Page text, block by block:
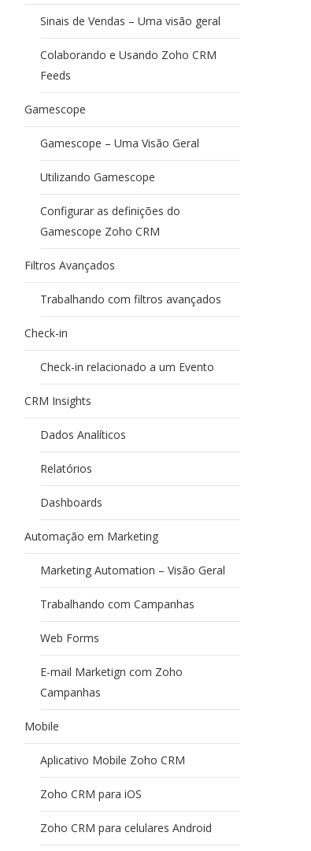
Sinais de Vendas – Uma visão geral
Colaborando e Usando Zoho CRM
Feeds
Gamescope
Gamescope – Uma Visão Geral
Utilizando Gamescope
Configurar as definições do
Gamescope Zoho CRM
Filtros Avançados
Trabalhando com filtros avançados
Check-in
Check-in relacionado a um Evento
CRM Insights
Dados Analíticos
Relatórios
Dashboards
Automação em Marketing
Marketing Automation – Visão Geral
Trabalhando com Campanhas
Web Forms
E-mail Marketign com Zoho
Campanhas
Mobile
Aplicativo Mobile Zoho CRM
Zoho CRM para iOS
Zoho CRM para celulares Android